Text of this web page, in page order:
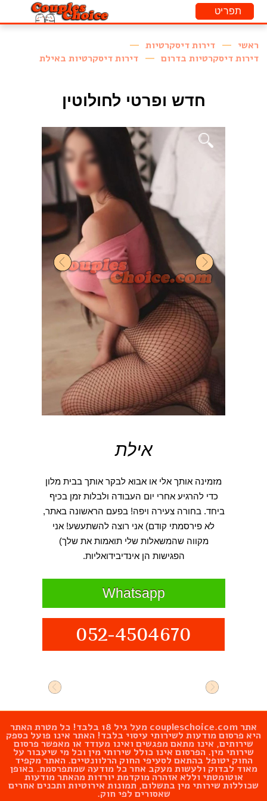
ראשי
דירות דיסקרטיות
דירות דיסקרטיות בדרום
דירות דיסקרטיות באילת
חדש ופרטי לחולוטין
052-4504670
אילת
מזמינה אותך אלי או אבוא לבקר אותך בבית מלון
כדי להרגיע אחרי יום העבודה ולבלות זמן בכיף
ביחד. בחורה צעירה ויפה! בפעם הראשונה באתר,
לא פירסמתי קודם) אני רוצה להשתעשע! אני
מקווה שהמשאלות שלי תואמות את שלך)
הפגישות הן אינדיבידואליות.
Whatsapp
אתרcoupleschoice.com מעל גיל 18 בלבד! כל מטרת האתר
היא פרסום מודעות לשירותי עיסוי בלבד! האתר אינו פועל כספק
שירותים, אינו מתאם מפגשים ואינו מעודד או מאפשר פרסום
שירותי מין. הפרסום אינו כולל שירותי מין וכל מי שיעבור על
החוק יטופל בהתאם לסעיפי החוק הרלוונטיים. האתר מקפיד
מאוד לבדוק ולעשות מעקב אחר כל מודעה שמתפרסמת. באופן
אוטומטתי וללא אזהרה מוקדמת יורדות מהאתר מודעות
שכוללות שירותי מין בתשלום, תמונות אירוטיות ותכנים אחרים
שאסורים לפי חוק.